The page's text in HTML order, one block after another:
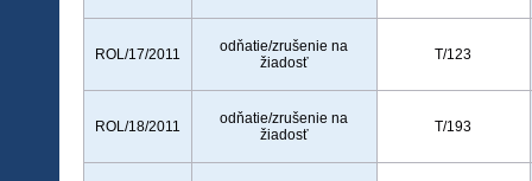
ROL/17/2011
odňatie/zrušenie na
žiadosť
T/123
ROL/18/2011
odňatie/zrušenie na
žiadosť
T/193